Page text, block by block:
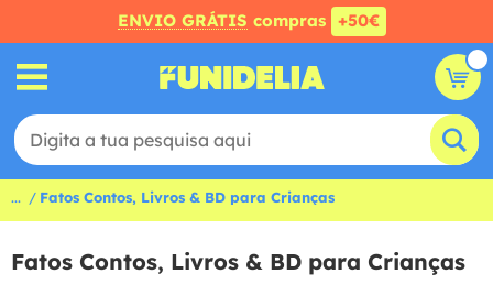
ENVIO GRÁTIS compras +50€
... Fatos Contos, Livros & BD para Crianças
Fatos Contos, Livros & BD para Crianças